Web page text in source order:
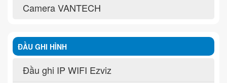
Camera VANTECH
ĐẦU GHI HÌNH
Đầu ghi IP WIFI Ezviz